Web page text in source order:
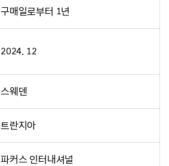
구매일로부터 1년
2024. 12
스웨덴
트란지아
파커스 인터내셔널